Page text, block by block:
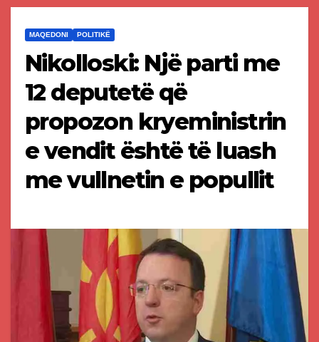
MAQEDONI POLITIKË
Nikolloski: Një parti me
12 deputetë që
propozon kryeministrin
e vendit është të luash
me vullnetin e popullit